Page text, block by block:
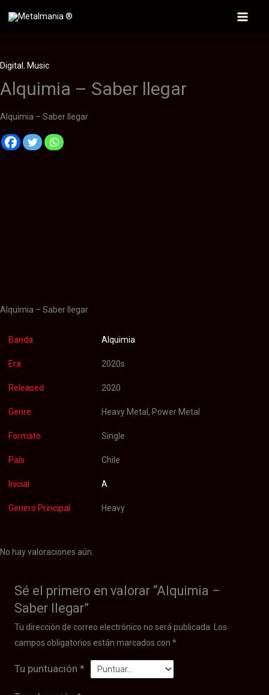
Main
Digital , Music
Alquimia – Saber llegar
Alquimia – Saber llegar
Alquimia – Saber llegar
Banda Alquimia
Era 2020s
Released 2020
Genre Heavy Metal, Power Metal
Formato Single
País Chile
Inicial A
Genero Principal Heavy
No hay valoraciones aún.
Sé el primero en valorar “Alquimia –
Saber llegar”
Tu dirección de correo electrónico no será publicada.
Los
campos obligatorios están marcados con*
Tu puntuación*